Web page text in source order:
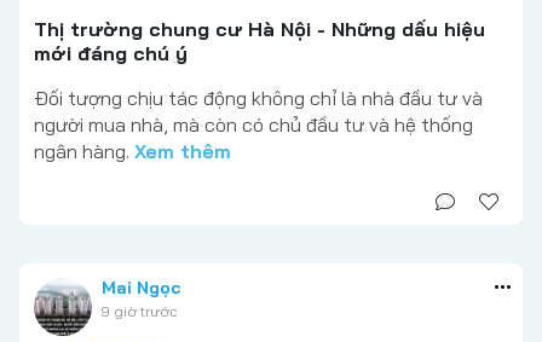
Thị trường chung cư Hà Nội - Những dấu hiệu
mới đáng chú ý
Đối tượng chịu tác động không chỉ là nhà đầu tư và
người mua nhà, mà còn có chủ đầu tư và hệ thống
ngân hàng. Xem thêm
Mai Ngọc
9 giờ trước